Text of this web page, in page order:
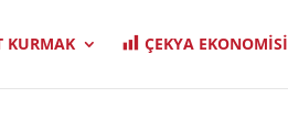
KURMAK ÇEKYA EKONOMİSİ